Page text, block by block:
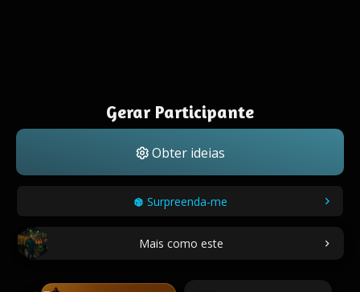
Gerar Participante
Obter ideias
Surpreenda-me
Mais como este